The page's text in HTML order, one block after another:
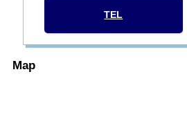
TEL
Map